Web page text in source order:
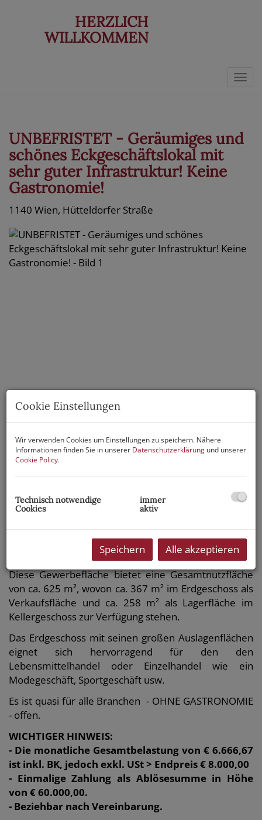
HERZLICH
WILLKOMMEN
UNBEFRISTET - Geräumiges und
schönes Eckgeschäftslokal mit
sehr guter Infrastruktur! Keine
Gastronomie!
1140 Wien, Hütteldorfer Straße
Beschreibung
Ecklokal mit große Auslagen - große
Lagerflächen - toller Standort!
Diese Gewerbefläche bietet eine Gesamtnutzfläche
von ca. 625 m², wovon ca. 367 m² im Erdgeschoss als
Verkaufsfläche und ca. 258 m² als Lagerfläche im
Kellergeschoss zur Verfügung stehen.
Das Erdgeschoss mit seinen großen Auslagenflächen
eignet sich hervorragend für den den
Lebensmittelhandel oder Einzelhandel wie ein
Modegeschäft, Sportgeschäft usw.
Es ist quasi für alle Branchen - OHNE GASTRONOMIE
- offen.
WICHTIGER HINWEIS:
- Die monatliche Gesamtbelastung von € 6.666,67
ist inkl. BK, jedoch exkl. USt > Endpreis € 8.000,00
- Einmalige Zahlung als Ablösesumme in Höhe
von € 60.000,00.
- Beziehbar nach Vereinbarung.
Cookie Einstellungen
Wir verwenden Cookies um Einstellungen zu speichern. Nähere
Informationen finden Sie in unserer Datenschutzerklärung und unserer
Cookie Policy.
Technisch notwendige
Cookies
immer
aktiv
Speichern Alle akzeptieren